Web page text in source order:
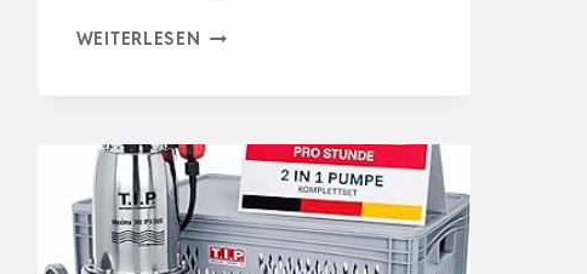
WEITERLESEN BTAS
LEBENSMITTELQUALITATIVES
O-
RING-
FETT,